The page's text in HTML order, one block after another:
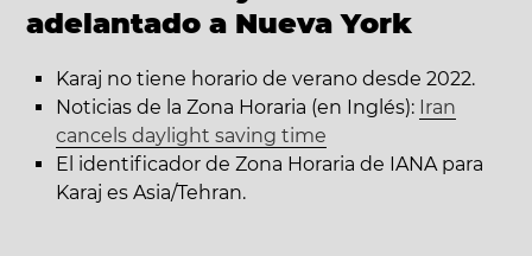
adelantado a Nueva York
Karaj no tiene horario de verano desde 2022.
Noticias de la Zona Horaria (en Inglés): Iran
cancels daylight saving time
El identificador de Zona Horaria de IANA para
Karaj es Asia/Tehran.